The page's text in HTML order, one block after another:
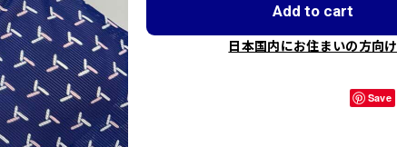
Add to cart
日本国内にお住まいの方向け
Save